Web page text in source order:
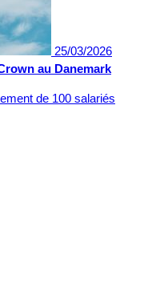
25/03/2026
au Danemark
de 100 salariés